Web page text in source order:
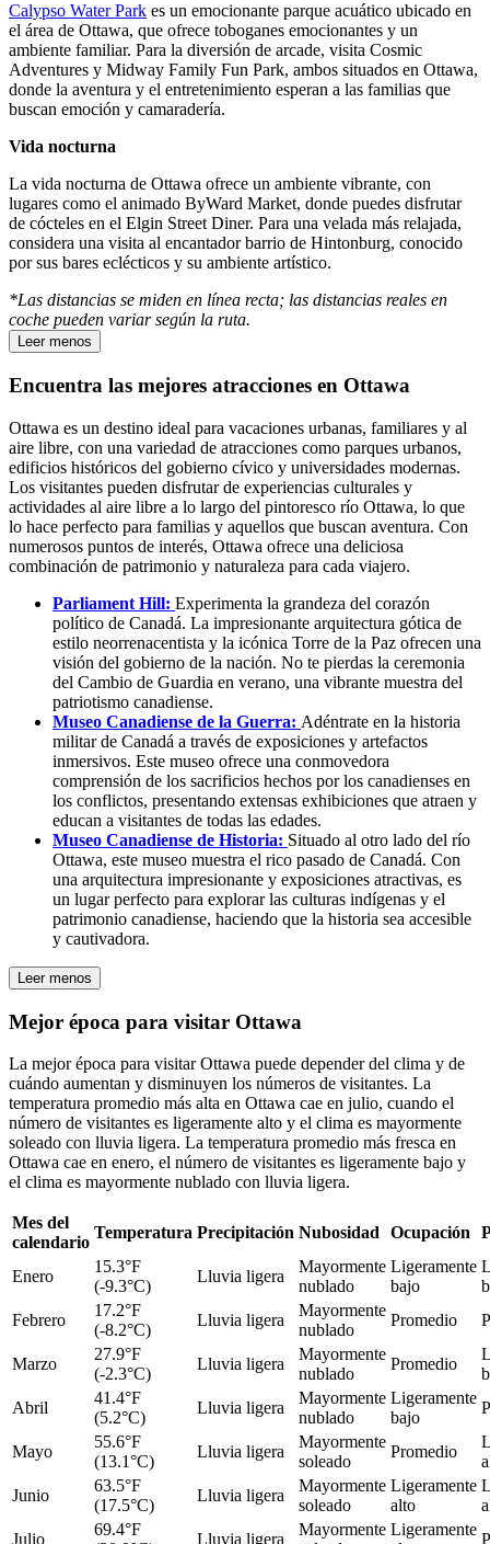
Calypso Water Park es un emocionante parque acuático ubicado en
el área de Ottawa, que ofrece toboganes emocionantes y un
ambiente familiar. Para la diversión de arcade, visita Cosmic
Adventures y Midway Family Fun Park, ambos situados en Ottawa,
donde la aventura y el entretenimiento esperan a las familias que
buscan emoción y camaradería.
Vida nocturna
La vida nocturna de Ottawa ofrece un ambiente vibrante, con
lugares como el animado ByWard Market, donde puedes disfrutar
de cócteles en el Elgin Street Diner. Para una velada más relajada,
considera una visita al encantador barrio de Hintonburg, conocido
por sus bares eclécticos y su ambiente artístico.
*Las distancias se miden en línea recta; las distancias reales en
coche pueden variar según la ruta.
Leer menos
Encuentra las mejores atracciones en Ottawa
Ottawa es un destino ideal para vacaciones urbanas, familiares y al
aire libre, con una variedad de atracciones como parques urbanos,
edificios históricos del gobierno cívico y universidades modernas.
Los visitantes pueden disfrutar de experiencias culturales y
actividades al aire libre a lo largo del pintoresco río Ottawa, lo que
lo hace perfecto para familias y aquellos que buscan aventura. Con
numerosos puntos de interés, Ottawa ofrece una deliciosa
combinación de patrimonio y naturaleza para cada viajero.
Parliament Hill: Experimenta la grandeza del corazón
político de Canadá. La impresionante arquitectura gótica de
estilo neorrenacentista y la icónica Torre de la Paz ofrecen una
visión del gobierno de la nación. No te pierdas la ceremonia
del Cambio de Guardia en verano, una vibrante muestra del
patriotismo canadiense.
Museo Canadiense de la Guerra: Adéntrate en la historia
militar de Canadá a través de exposiciones y artefactos
inmersivos. Este museo ofrece una conmovedora
comprensión de los sacrificios hechos por los canadienses en
los conflictos, presentando extensas exhibiciones que atraen y
educan a visitantes de todas las edades.
Museo Canadiense de Historia: Situado al otro lado del río
Ottawa, este museo muestra el rico pasado de Canadá. Con
una arquitectura impresionante y exposiciones atractivas, es
un lugar perfecto para explorar las culturas indígenas y el
patrimonio canadiense, haciendo que la historia sea accesible
y cautivadora.
Leer menos
Mejor época para visitar Ottawa
La mejor época para visitar Ottawa puede depender del clima y de
cuándo aumentan y disminuyen los números de visitantes. La
temperatura promedio más alta en Ottawa cae en julio, cuando el
número de visitantes es ligeramente alto y el clima es mayormente
soleado con lluvia ligera. La temperatura promedio más fresca en
Ottawa cae en enero, el número de visitantes es ligeramente bajo y
el clima es mayormente nublado con lluvia ligera.
Mes del
calendario
Temperatura Precipitación Nubosidad Ocupación
Enero
15.3°F
(-9.3°C)
Lluvia ligera
Mayormente
nublado
Ligeramente
bajo
Febrero
17.2°F
(-8.2°C)
Lluvia ligera
Mayormente
nublado
Promedio
Marzo
27.9°F
(-2.3°C)
Lluvia ligera
Mayormente
nublado
Promedio
Abril
41.4°F
(5.2°C)
Lluvia ligera
Mayormente
nublado
Ligeramente
bajo
Mayo
55.6°F
(13.1°C)
Lluvia ligera
Mayormente
soleado
Promedio
Junio
63.5°F
(17.5°C)
Lluvia ligera
Mayormente
soleado
Ligeramente
alto
Julio
69.4°F
Lluvia ligera
Mayormente Ligeramente